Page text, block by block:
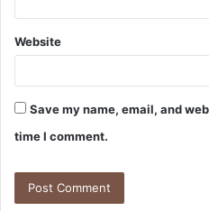
Website
Save my name, email, and
time I comment.